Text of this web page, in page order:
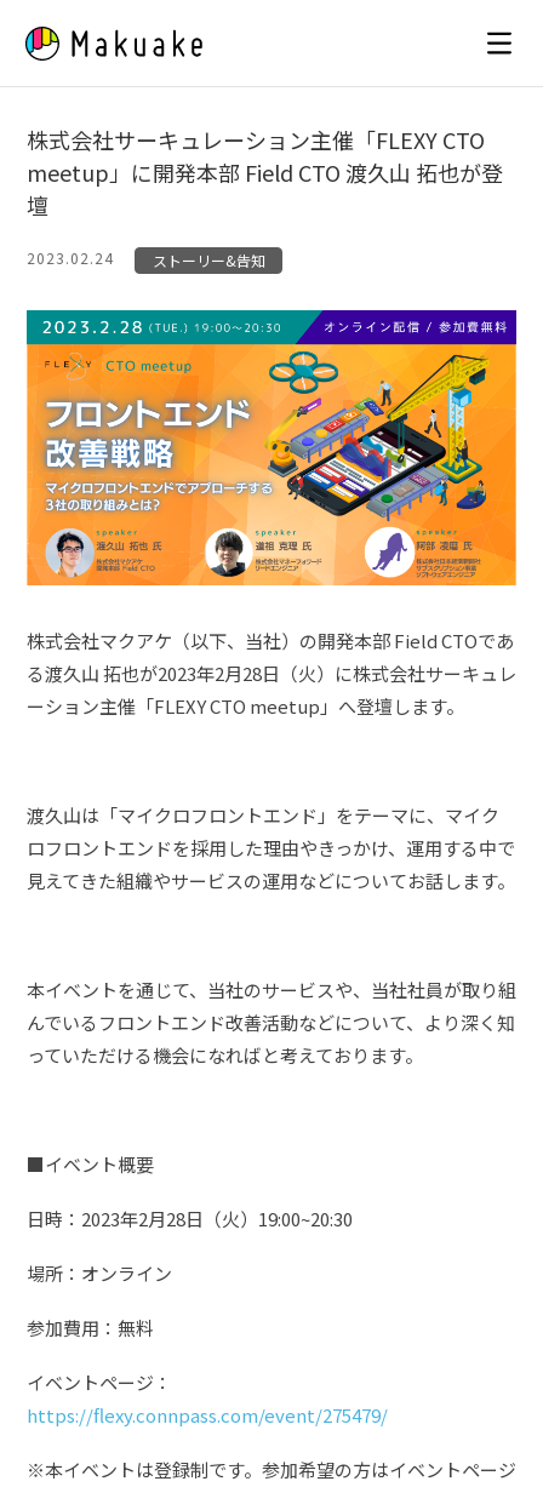
content
株式会社サーキュレーション主催「FLEXY CTO
meetup」に開発本部 Field CTO 渡久山 拓也が登
壇
2023.02.24 ストーリー&告知
株式会社マクアケ（以下、当社）の開発本部 Field CTOであ
る渡久山 拓也が2023年2月28日（火）に株式会社サーキュレ
ーション主催「FLEXY CTO meetup」へ登壇します。
渡久山は「マイクロフロントエンド」をテーマに、マイク
ロフロントエンドを採用した理由やきっかけ、運用する中で
見えてきた組織やサービスの運用などについてお話します。
本イベントを通じて、当社のサービスや、当社社員が取り組
んでいるフロントエンド改善活動などについて、より深く知
っていただける機会になればと考えております。
■イベント概要
日時：2023年2月28日（火）19:00~20:30
場所：オンライン
参加費用：無料
イベントページ：
https://flexy.connpass.com/event/275479/
※本イベントは登録制です。参加希望の方はイベントページ